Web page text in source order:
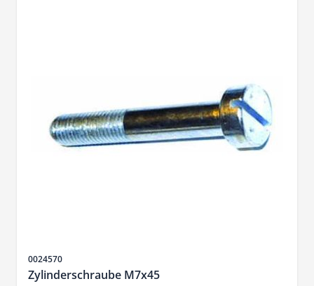
Sku
0024570
Zylinderschraube M7x45